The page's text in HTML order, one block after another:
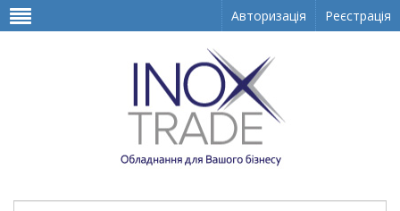
Авторизація Реєстрація